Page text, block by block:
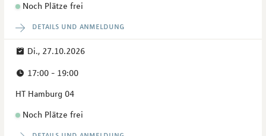
Noch Plätze frei
details und anmeldung
Di., 27.10.2026
17:00 - 19:00
HT Hamburg 04
Noch Plätze frei